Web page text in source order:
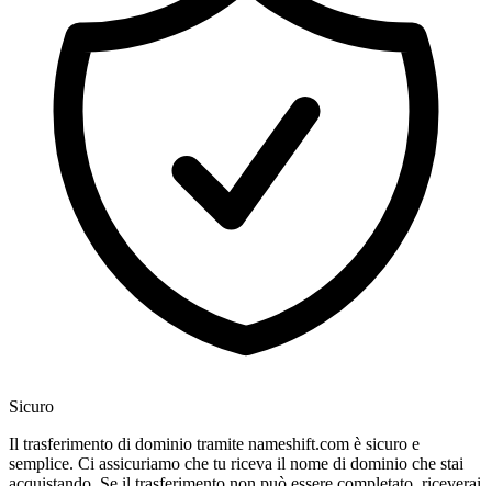
Sicuro
Il trasferimento di dominio tramite nameshift.com è sicuro e
semplice. Ci assicuriamo che tu riceva il nome di dominio che stai